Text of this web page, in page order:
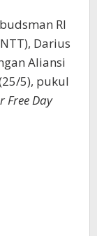
RI
Darius
Aliansi
5), pukul
Free Day